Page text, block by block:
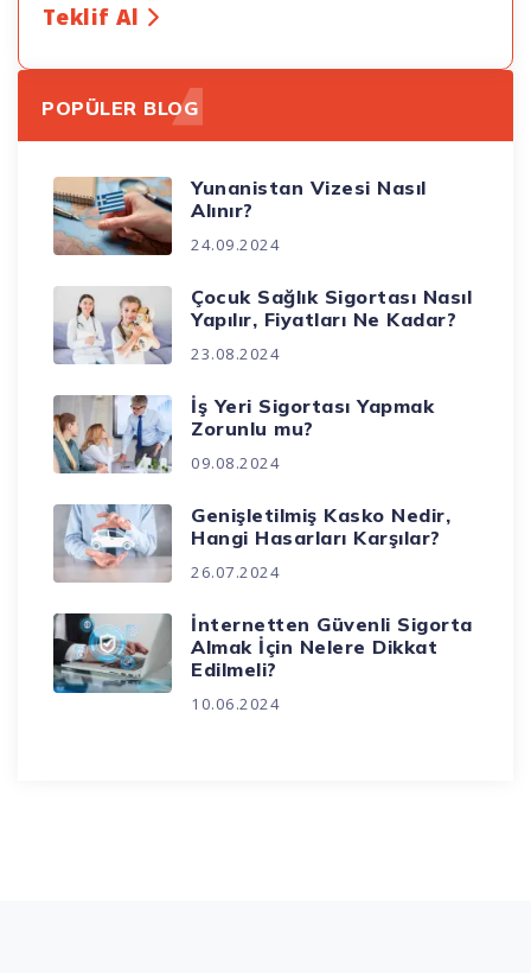
POPÜLER BLOG
Yunanistan Vizesi Nasıl
Alınır?
24.09.2024
Çocuk Sağlık Sigortası Nasıl
Yapılır, Fiyatları Ne Kadar?
23.08.2024
İş Yeri Sigortası Yapmak
Zorunlu mu?
09.08.2024
Genişletilmiş Kasko Nedir,
Hangi Hasarları Karşılar?
26.07.2024
İnternetten Güvenli Sigorta
Almak İçin Nelere Dikkat
Edilmeli?
10.06.2024
Teklif Al